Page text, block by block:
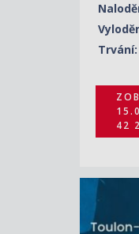
Trvání:
42